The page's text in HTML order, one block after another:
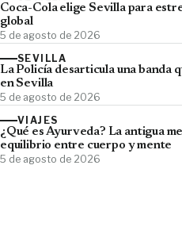
Coca-Cola elige Sevilla para
global
5 de agosto de 2026
SEVILLA
La Policía desarticula una banda
en Sevilla
5 de agosto de 2026
VIAJES
¿Qué es Ayurveda? La antigua
equilibrio entre cuerpo y mente
5 de agosto de 2026